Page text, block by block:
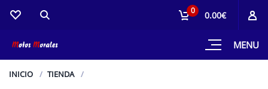
MENU
0 0.00€
INICIO
TIENDA